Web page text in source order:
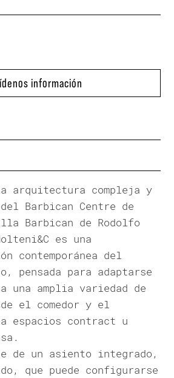
información
arquitectura compleja y
Barbican Centre de
Barbican de Rodolfo
es una
contemporánea del
pensada para adaptarse
una amplia variedad de
el comedor y el
espacios contract u
de un asiento integrado,
que puede configurarse